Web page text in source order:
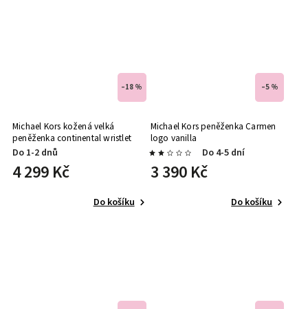
–18 %
Michael Kors kožená velká
peněženka continental wristlet
silver černá
Do 1-2 dnů
4 299 Kč
Do košíku
–5 %
Michael Kors peněženka Carmen
logo vanilla
Do 4-5 dní
3 390 Kč
Do košíku